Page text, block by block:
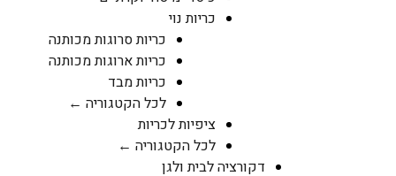
כריות נוי
כריות סרוגות מכותנה
כריות ארוגות מכותנה
כריות מבד
לכל הקטגוריה ←
ציפיות לכריות
לכל הקטגוריה ←
דקורציה לבית ולגן